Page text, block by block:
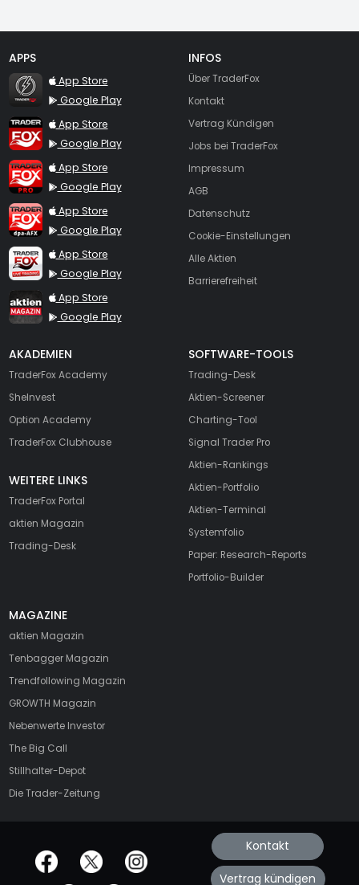
APPS
TraderFox Flash
App Store
Google Play
TraderFox App
App Store
Google Play
TraderFox Pro
App Store
Google Play
TraderFox dpa-AFX ProFeed
App Store
Google Play
TraderFox Live Trading
App Store
Google Play
TraderFox aktien Magazin
App Store
Google Play
INFOS
Über TraderFox
Kontakt
Vertrag Kündigen
Jobs bei TraderFox
Impressum
AGB
Datenschutz
Cookie-Einstellungen
Alle Aktien
Barrierefreiheit
AKADEMIEN
TraderFox Academy
SheInvest
Option Academy
TraderFox Clubhouse
WEITERE LINKS
TraderFox Portal
aktien Magazin
Trading-Desk
SOFTWARE-TOOLS
Trading-Desk
Aktien-Screener
Charting-Tool
Signal Trader Pro
Aktien-Rankings
Aktien-Portfolio
Aktien-Terminal
Systemfolio
Paper: Research-Reports
Portfolio-Builder
MAGAZINE
aktien Magazin
Tenbagger Magazin
Trendfollowing Magazin
GROWTH Magazin
Nebenwerte Investor
The Big Call
Stillhalter-Depot
Die Trader-Zeitung
offizielle Social Media-Accounts Kontakt
Vertrag kündigen